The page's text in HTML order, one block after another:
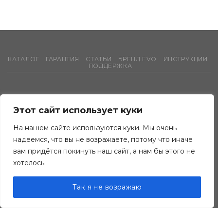
Этот сайт использует куки
На нашем сайте используются куки. Мы очень
надеемся, что вы не возражаете, потому что иначе
вам придётся покинуть наш сайт, а нам бы этого не
хотелось.
Так я не возражаю
КАТАЛОГ ГАРАНТИЯ СТАТЬИ БРЕНД EVO
ИНСТРУКЦИИ
ПОДДЕРЖКА